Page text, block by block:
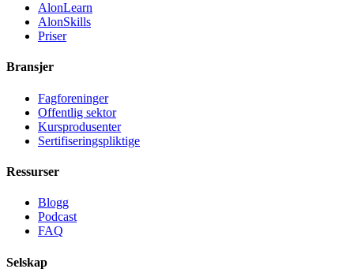
AlonLearn
AlonSkills
Priser
Bransjer
Fagforeninger
Offentlig sektor
Kursprodusenter
Sertifiseringspliktige
Ressurser
Blogg
Podcast
FAQ
Selskap